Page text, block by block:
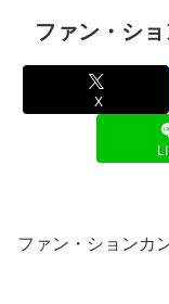
ファン・シ
X
ファン・ションカ